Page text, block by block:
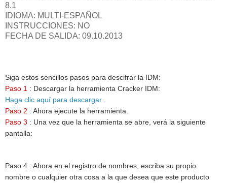
8.1
IDIOMA: MULTI-ESPAÑOL
INSTRUCCIONES: NO
FECHA DE SALIDA: 09.10.2013
Siga estos sencillos pasos para descifrar la IDM:
Paso 1 : Descargar la herramienta Cracker IDM:
Haga clic aquí para descargar
Paso 2 : Ahora ejecute la herramienta.
Paso 3 : Una vez que la herramienta se abre, verá la siguiente
pantalla:
Paso 4 : Ahora en el registro de nombres, escriba su propio
nombre o cualquier otra cosa a la que desea que este producto